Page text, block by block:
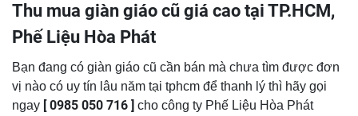
Thu mua giàn giáo cũ giá cao tại TP.HCM,
Phế Liệu Hòa Phát
Bạn đang có giàn giáo cũ cần bán mà chưa tìm được đơn
vị nào có uy tín lâu năm tại tphcm để thanh lý thì hãy gọi
ngay [ 0985 050 716 ] cho công ty Phế Liệu Hòa Phát